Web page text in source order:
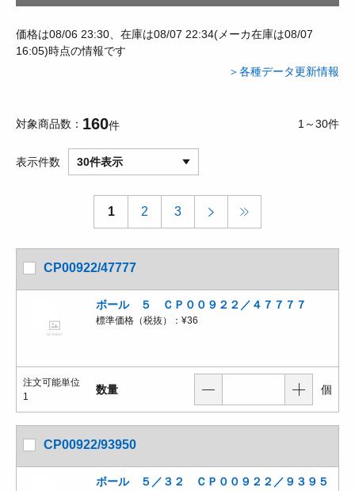
価格は08/06 23:30、在庫は08/07 22:34(メーカ在庫は08/07
16:05)時点の情報です
＞各種データ更新情報
対象商品数 160件 1～30件
表示件数 30件表示
1 2 3
CP00922/47777
ボール ５ ＣＰ００９２２／４７７７７
標準価格（税抜）： ¥36
注文可能単位
1
数量 個
CP00922/93950
ボール ５／３２ ＣＰ００９２２／９３９５